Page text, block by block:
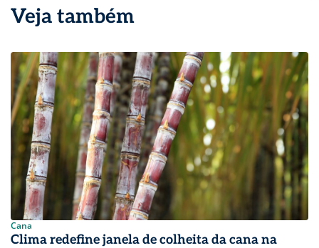
Veja também
Cana
Clima redefine janela de colheita da cana na